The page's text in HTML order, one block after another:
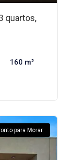
quartos,
160 m²
para Morar